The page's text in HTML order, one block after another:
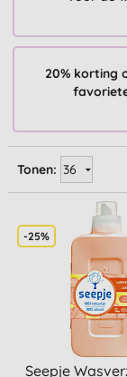
20% korting
Tonen:
-25%
Seepje